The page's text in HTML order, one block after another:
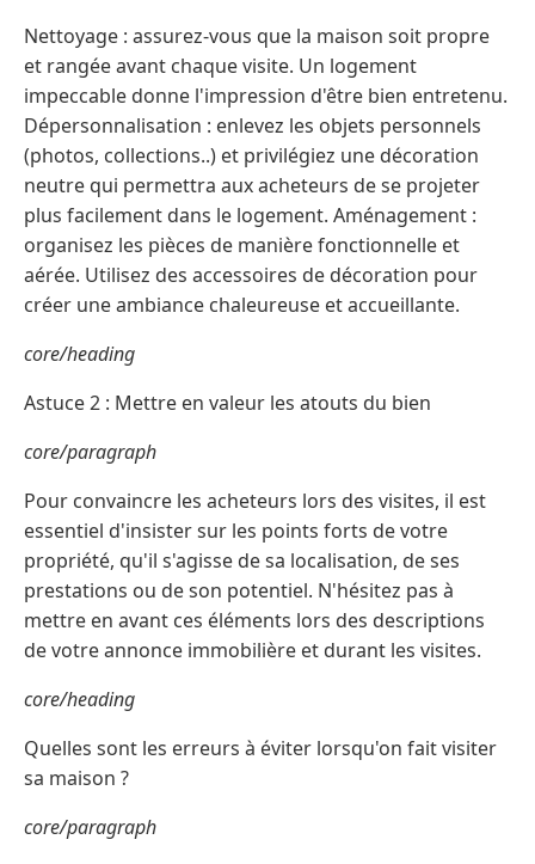
Nettoyage : assurez-vous que la maison soit propre
et rangée avant chaque visite. Un logement
impeccable donne l'impression d'être bien entretenu.
Dépersonnalisation : enlevez les objets personnels
(photos, collections..) et privilégiez une décoration
neutre qui permettra aux acheteurs de se projeter
plus facilement dans le logement. Aménagement :
organisez les pièces de manière fonctionnelle et
aérée. Utilisez des accessoires de décoration pour
créer une ambiance chaleureuse et accueillante.
core/heading
Astuce 2 : Mettre en valeur les atouts du bien
core/paragraph
Pour convaincre les acheteurs lors des visites, il est
essentiel d'insister sur les points forts de votre
propriété, qu'il s'agisse de sa localisation, de ses
prestations ou de son potentiel. N'hésitez pas à
mettre en avant ces éléments lors des descriptions
de votre annonce immobilière et durant les visites.
core/heading
Quelles sont les erreurs à éviter lorsqu'on fait visiter
sa maison ?
core/paragraph